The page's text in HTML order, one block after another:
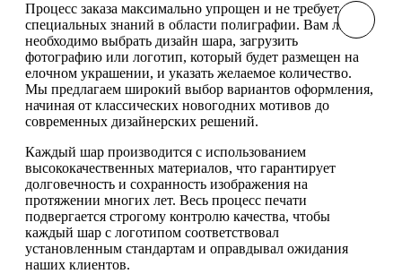
Процесс заказа максимально упрощен и не требует
специальных знаний в области полиграфии. Вам лишь
необходимо выбрать дизайн шара, загрузить
фотографию или логотип, который будет размещен на
елочном украшении, и указать желаемое количество.
Мы предлагаем широкий выбор вариантов оформления,
начиная от классических новогодних мотивов до
современных дизайнерских решений.
Каждый шар производится с использованием
высококачественных материалов, что гарантирует
долговечность и сохранность изображения на
протяжении многих лет. Весь процесс печати
подвергается строгому контролю качества, чтобы
каждый шар с логотипом соответствовал
установленным стандартам и оправдывал ожидания
наших клиентов.